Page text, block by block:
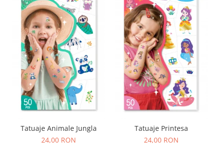
Tatuaje Animale Jungla
24,00 RON
Tatuaje Printesa
24,00 RON